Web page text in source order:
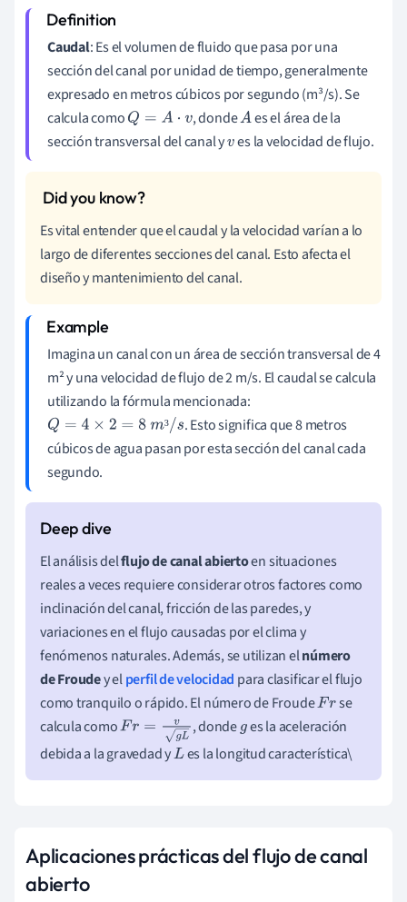
Caudal: Es el volumen de fluido que pasa por una
sección del canal por unidad de tiempo, generalmente
expresado en metros cúbicos por segundo (m³/s). Se
calcula comoQ= A⋅ v , dondeA es el área de la
sección transversal del canal yves la velocidad de flujo.
Es vital entender que el caudal y la velocidad varían a lo
largo de diferentes secciones del canal. Esto afecta el
diseño y mantenimiento del canal.
Imagina un canal con un área de sección transversal de 4
m² y una velocidad de flujo de 2 m/s. El caudal se calcula
utilizando la fórmula mencionada:
³
Q= 4× 2= 8m³ /s
. Esto significa que 8 metros
cúbicos de agua pasan por esta sección del canal cada
segundo.
El análisis delflujo de canal abiertoen situaciones
reales a veces requiere considerar otros factores como
inclinación del canal, fricción de las paredes, y
variaciones en el flujo causadas por el clima y
fenómenos naturales. Además, se utilizan elnúmero
de Froudey elperfil de velocidad para clasificar el flujo
como tranquilo o rápido. El número de FroudeFr se
calcula comoFr= vgL , dondeges la aceleración
debida a la gravedad yLes la longitud característica\
Aplicaciones prácticas del flujo de canal
abierto